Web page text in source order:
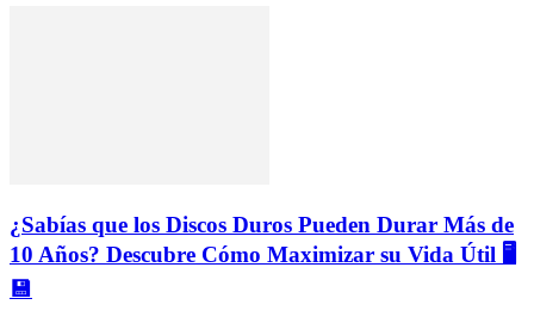
¿Sabías que los Discos Duros Pueden Durar Más de
10 Años? Descubre Cómo Maximizar su Vida Útil 🖥️
💾